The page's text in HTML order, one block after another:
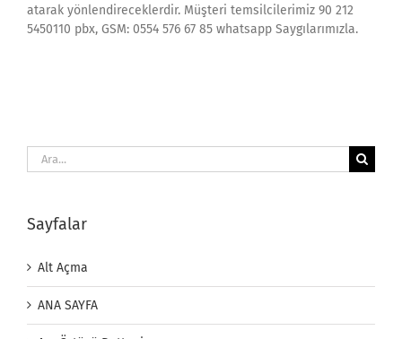
atarak yönlendireceklerdir. Müşteri temsilcilerimiz 90 212
5450110 pbx, GSM: 0554 576 67 85 whatsapp Saygılarımızla.
Ara:
Sayfalar
Alt Açma
ANA SAYFA